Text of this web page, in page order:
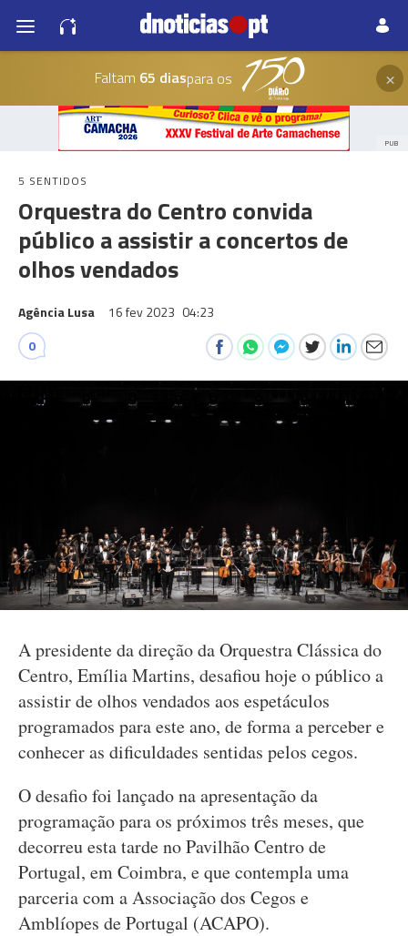
Faltam 65 diaspara os ×
PUB
5 SENTIDOS
Orquestra do Centro convida
público a assistir a concertos de
olhos vendados
Agência Lusa 16 fev 2023 04:23
0
A presidente da direção da Orquestra Clássica do
Centro, Emília Martins, desafiou hoje o público a
assistir de olhos vendados aos espetáculos
programados para este ano, de forma a perceber e
conhecer as dificuldades sentidas pelos cegos.
O desafio foi lançado na apresentação da
programação para os próximos três meses, que
decorreu esta tarde no Pavilhão Centro de
Portugal, em Coimbra, e que contempla uma
parceria com a Associação dos Cegos e
Amblíopes de Portugal (ACAPO).